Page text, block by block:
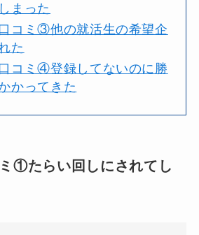
まった
コミ③他の就活生の希望企
た
コミ④登録してないのに勝
かってきた
①たらい回しにされてし